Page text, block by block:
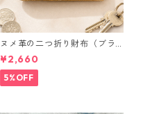
ヌメ革の二つ折り財布（ブラ
ウン系）
¥2,660
5%OFF